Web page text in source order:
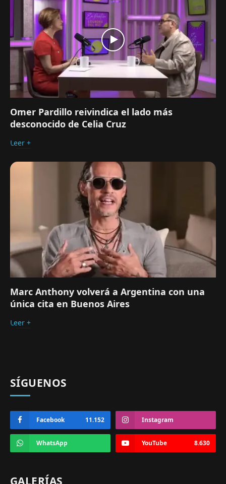
Omer Pardillo reivindica el lado más
desconocido de Celia Cruz
Leer +
Marc Anthony volverá a Argentina con una
única cita en Buenos Aires
Leer +
SÍGUENOS
Facebook 11.152 Instagram
WhatsApp YouTube 8.630
GALERÍAS